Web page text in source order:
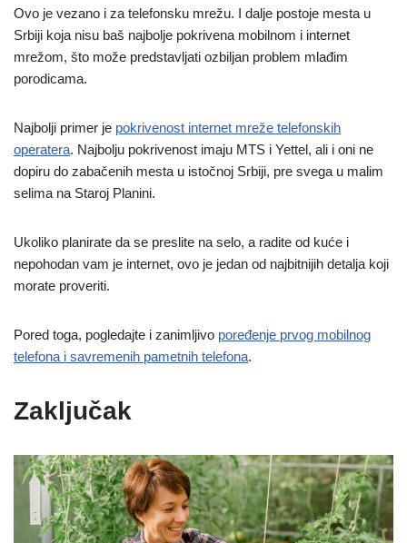
Ovo je vezano i za telefonsku mrežu. I dalje postoje mesta u
Srbiji koja nisu baš najbolje pokrivena mobilnom i internet
mrežom, što može predstavljati ozbiljan problem mlađim
porodicama.
Najbolji primer je pokrivenost internet mreže telefonskih
operatera. Najbolju pokrivenost imaju MTS i Yettel, ali i oni ne
dopiru do zabačenih mesta u istočnoj Srbiji, pre svega u malim
selima na Staroj Planini.
Ukoliko planirate da se preslite na selo, a radite od kuće i
nepohodan vam je internet, ovo je jedan od najbitnijih detalja koji
morate proveriti.
Pored toga, pogledajte i zanimljivo poređenje prvog mobilnog
telefona i savremenih pametnih telefona.
Zaključak